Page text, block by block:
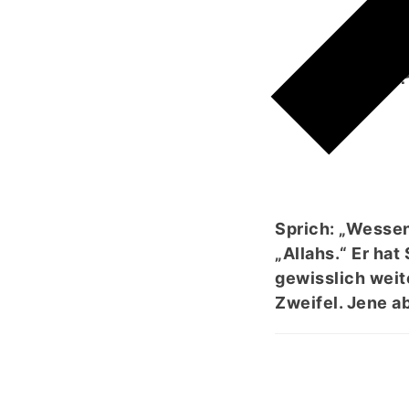
Sprich:
„Allahs.“ Er
gewisslich
Zweifel. Jene